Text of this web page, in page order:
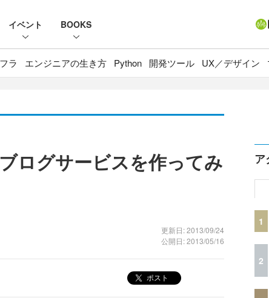
イベント BOOKS
ラ エンジニアの生き方 Python 開発ツール UX／デザイン
ログサービスを作ってみ
更新日: 2013/09/24
公開日: 2013/05/16
ポスト
ア
1
2